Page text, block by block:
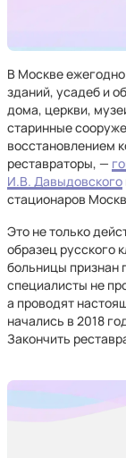
В Москве
зданий, усадеб и
дома, церкви,
старинные
восстановлением
реставраторы, —
И.В. Давыдовского
стационаров
Это не только
образец русского
больницы признан
специалисты не
а проводят
начались в 2018
Закончить